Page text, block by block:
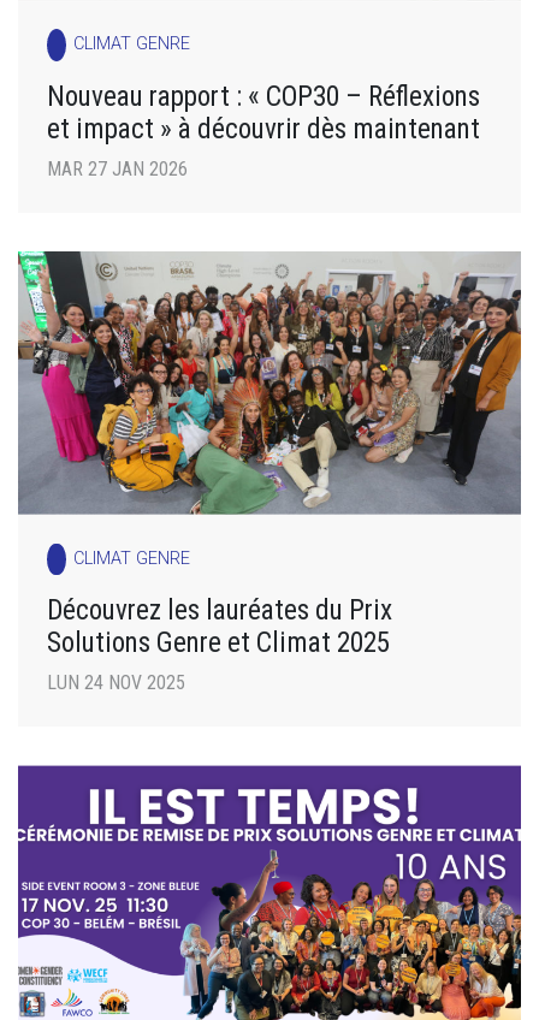
CLIMAT GENRE
Nouveau rapport : « COP30 – Réflexions
et impact » à découvrir dès maintenant
MAR 27 JAN 2026
CLIMAT GENRE
Découvrez les lauréates du Prix
Solutions Genre et Climat 2025
LUN 24 NOV 2025